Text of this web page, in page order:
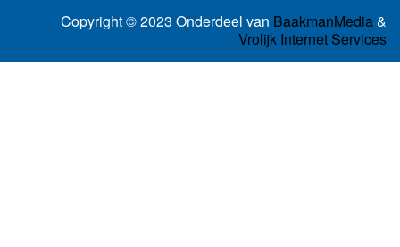
Copyright © 2023 Onderdeel van BaakmanMedia&
Vrolijk Internet Services